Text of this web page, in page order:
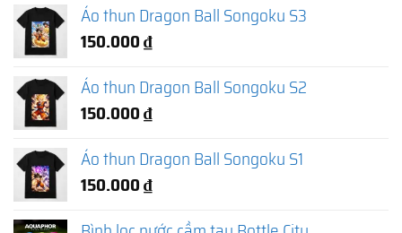
Áo thun Dragon Ball Songoku S3
150.000₫
Áo thun Dragon Ball Songoku S2
150.000₫
Áo thun Dragon Ball Songoku S1
150.000₫